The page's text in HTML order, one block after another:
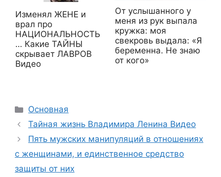
Изменял ЖЕНЕ и
врал про
НАЦИОНАЛЬНОСТЬ
… Какие ТАЙНЫ
скрывает ЛАВРОВ
Видео
От услышанного у
меня из рук выпала
кружка: моя
свекровь выдала: «Я
беременна. Не знаю
от кого»
Рубрики
Основная
Тайная жизнь Владимира Ленина Видео
Пять мужских манипуляций в отношениях
с женщинами, и единственное средство
защиты от них